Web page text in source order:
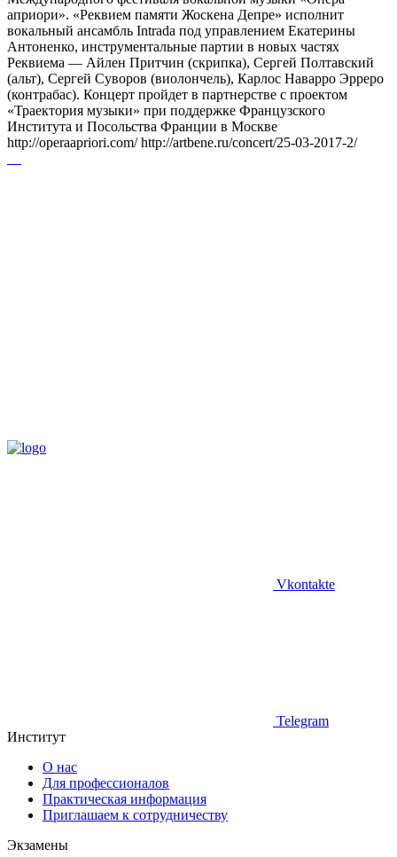
априори». «Реквием памяти Жоскена Депре» исполнит
вокальный ансамбль Intrada под управлением Екатерины
Антоненко, инструментальные партии в новых частях
Реквиема — Айлен Притчин (скрипка), Сергей Полтавский
(альт), Сергей Суворов (виолончель), Карлос Наварро Эрреро
(контрабас). Концерт пройдет в партнерстве с проектом
«Траектория музыки» при поддержке Французского
Института и Посольства Франции в Москве
http://operaapriori.com/ http://artbene.ru/concert/25-03-2017-2/
Vkontakte
Telegram
Институт
О нас
Для профессионалов
Практическая информация
Приглашаем к сотрудничеству
Экзамены